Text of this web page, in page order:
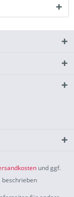
und ggf.
beschrieben